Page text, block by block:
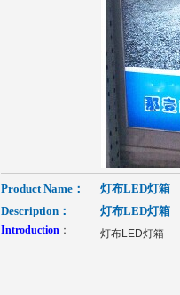
Product Name：
灯布LED灯箱
Description：
灯布LED灯箱
Introduction： 灯布LED灯箱